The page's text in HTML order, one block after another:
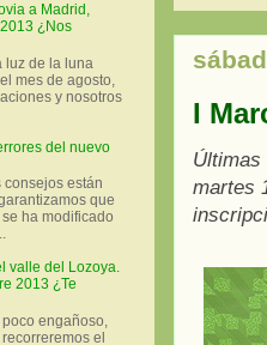
I
Últimas
martes
a Madrid,
¿Nos
luz de la luna
mes de agosto,
y nosotros
del nuevo
están
que
ha modificado
valle del Lozoya.
2013 ¿Te
engañoso,
el